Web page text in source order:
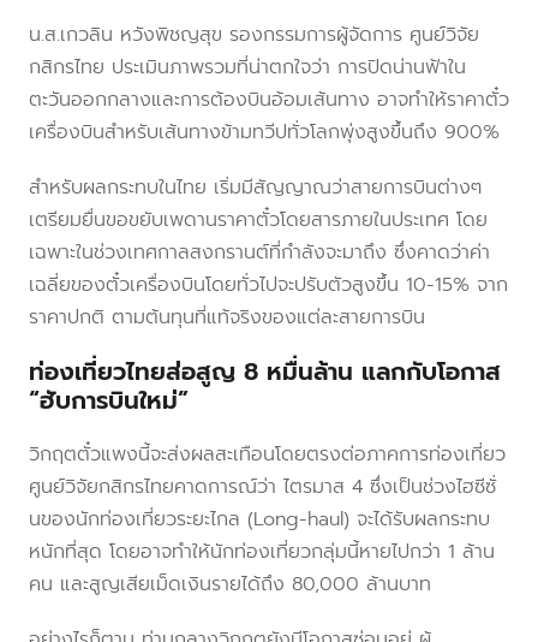
น.ส.เกวลิน หวังพิชญสุข รองกรรมการผู้จัดการ ศูนย์วิจัย
กสิกรไทย ประเมินภาพรวมที่น่าตกใจว่า การปิดน่านฟ้าใน
ตะวันออกกลางและการต้องบินอ้อมเส้นทาง อาจทำให้ราคาตั๋ว
เครื่องบินสำหรับเส้นทางข้ามทวีปทั่วโลกพุ่งสูงขึ้นถึง 900%
สำหรับผลกระทบในไทย เริ่มมีสัญญาณว่าสายการบินต่างๆ
เตรียมยื่นขอขยับเพดานราคาตั๋วโดยสารภายในประเทศ โดย
เฉพาะในช่วงเทศกาลสงกรานต์ที่กำลังจะมาถึง ซึ่งคาดว่าค่า
เฉลี่ยของตั๋วเครื่องบินโดยทั่วไปจะปรับตัวสูงขึ้น 10-15% จาก
ราคาปกติ ตามต้นทุนที่แท้จริงของแต่ละสายการบิน
ท่องเที่ยวไทยส่อสูญ 8 หมื่นล้าน แลกกับโอกาส
“ฮับการบินใหม่”
วิกฤตตั๋วแพงนี้จะส่งผลสะเทือนโดยตรงต่อภาคการท่องเที่ยว
ศูนย์วิจัยกสิกรไทยคาดการณ์ว่า ไตรมาส 4 ซึ่งเป็นช่วงไฮซีซั่
นของนักท่องเที่ยวระยะไกล (Long-haul) จะได้รับผลกระทบ
หนักที่สุด โดยอาจทำให้นักท่องเที่ยวกลุ่มนี้หายไปกว่า 1 ล้าน
คน และสูญเสียเม็ดเงินรายได้ถึง 80,000 ล้านบาท